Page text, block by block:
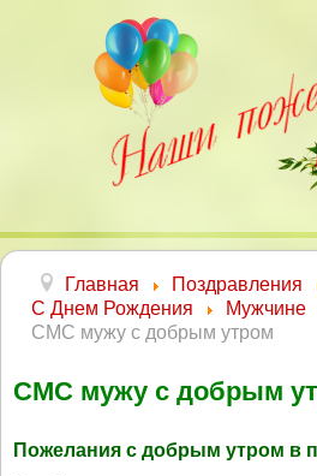
Главная
Поздравления
С Днем Рождения
Мужчине
СМС мужу с добрым утром
СМС мужу с добрым
Пожелания с добрым утром в